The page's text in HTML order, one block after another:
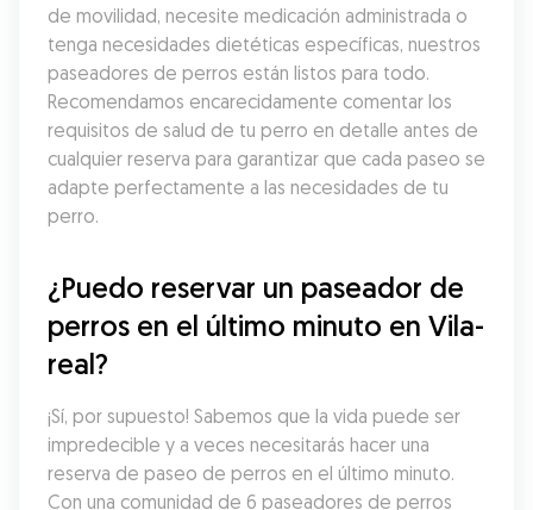
de movilidad, necesite medicación administrada o
tenga necesidades dietéticas específicas, nuestros
paseadores de perros están listos para todo.
Recomendamos encarecidamente comentar los
requisitos de salud de tu perro en detalle antes de
cualquier reserva para garantizar que cada paseo se
adapte perfectamente a las necesidades de tu
perro.
¿Puedo reservar un paseador de
perros en el último minuto en Vila-
real?
¡Sí, por supuesto! Sabemos que la vida puede ser
impredecible y a veces necesitarás hacer una
reserva de paseo de perros en el último minuto.
Con una comunidad de 6 paseadores de perros